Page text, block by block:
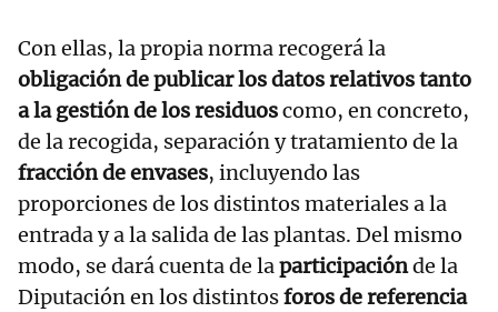
Con ellas, la propia norma recogerá la
obligación de publicar los datos relativos tanto
a la gestión de los residuoscomo, en concreto,
de la recogida, separación y tratamiento de la
fracción de envases, incluyendo las
proporciones de los distintos materiales a la
entrada y a la salida de las plantas. Del mismo
modo, se dará cuenta de laparticipaciónde la
Diputación en los distintosforos de referencia